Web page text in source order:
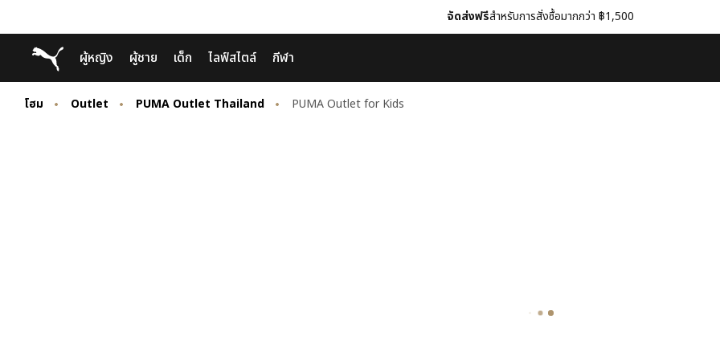
to
Main
content
to
Footer
Content
จัดส่งฟรีสำหรับการสั่งซื้อมากกว่า ฿1,500
Puma โฮม
ผู้หญิง ผู้ชาย เด็ก ไลฟ์สไตล์ กีฬา
โฮม Outlet PUMA Outlet Thailand PUMA Outlet for Kids